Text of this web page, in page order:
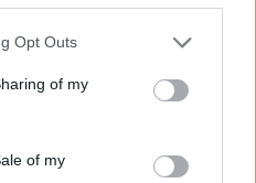
Opt Outs
of my
of my
Εθνική Κορασίδων: Νίκησε με
74-65 τη Δανία και παίζει